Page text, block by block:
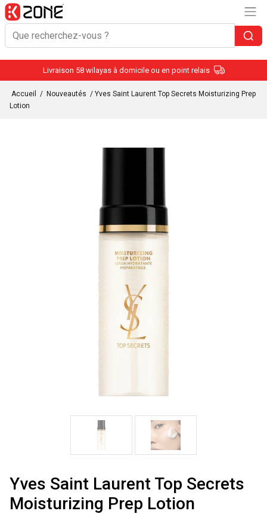
Livraison 58 wilayas à domicile ou en point relais
Accueil / Nouveautés / Yves Saint Laurent Top Secrets Moisturizing Prep
Lotion
Yves Saint Laurent Top Secrets
Moisturizing Prep Lotion